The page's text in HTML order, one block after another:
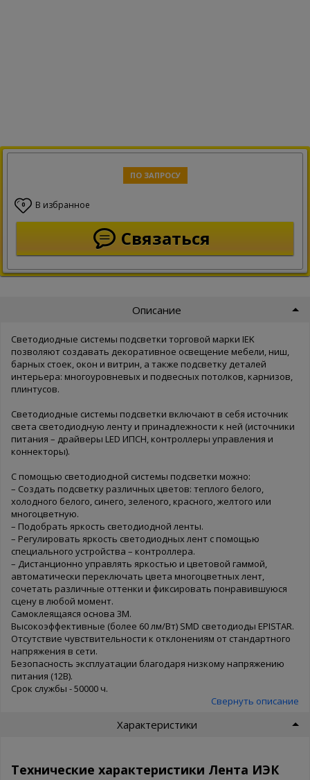
ПО ЗАПРОСУ
0 В избранное
Связаться
Описание
Светодиодные системы подсветки торговой марки IEK
позволяют создавать декоративное освещение мебели, ниш,
барных стоек, окон и витрин, а также подсветку деталей
интерьера: многоуровневых и подвесных потолков, карнизов,
плинтусов.
Светодиодные системы подсветки включают в себя источник
света светодиодную ленту и принадлежности к ней (источники
питания – драйверы LED ИПСН, контроллеры управления и
коннекторы).
С помощью светодиодной системы подсветки можно:
– Создать подсветку различных цветов: теплого белого,
холодного белого, синего, зеленого, красного, желтого или
многоцветную.
– Подобрать яркость светодиодной ленты.
– Регулировать яркость светодиодных лент с помощью
специального устройства – контроллера.
– Дистанционно управлять яркостью и цветовой гаммой,
автоматически переключать цвета многоцветных лент,
сочетать различные оттенки и фиксировать понравившуюся
сцену в любой момент.
Самоклеящаяся основа 3М.
Высокоэффективные (более 60 лм/Вт) SMD светодиоды EPISTAR.
Отсутствие чувствительности к отклонениям от стандартного
напряжения в сети.
Безопасность эксплуатации благодаря низкому напряжению
питания (12В).
Срок службы - 50000 ч.
Свернуть описание
Характеристики
Технические характеристики Лента ИЭК